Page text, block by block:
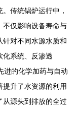
传统锅炉运行中，
不仅影响设备寿命与
对不同水源水质和
化系统、反渗透
进的化学加药与自动
升了水资源的利用
源头到排放的全过